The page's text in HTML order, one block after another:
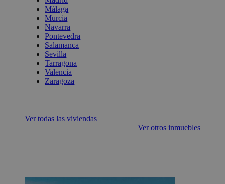
Málaga
Murcia
Navarra
Pontevedra
Salamanca
Sevilla
Tarragona
Valencia
Zaragoza
Ver todas las viviendas
Ver otros inmuebles